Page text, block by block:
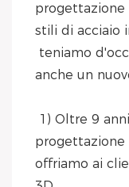
progettazione
stili di acciaio
anche un
progettazione
offriamo ai